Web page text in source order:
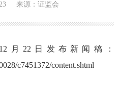
23 来源：证监会
月22日发布新闻稿：
c7451372/content.shtml